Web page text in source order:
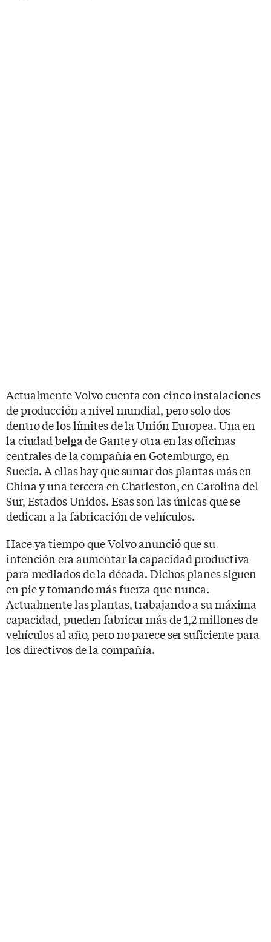
Actualmente Volvo cuenta con cinco instalaciones
de producción a nivel mundial, pero solo dos
dentro de los límites de la Unión Europea. Una en
la ciudad belga de Gante y otra en las oficinas
centrales de la compañía en Gotemburgo, en
Suecia. A ellas hay que sumar dos plantas más en
China y una tercera en Charleston, en Carolina del
Sur, Estados Unidos. Esas son las únicas que se
dedican a la fabricación de vehículos.
Hace ya tiempo que Volvo anunció que su
intención era aumentar la capacidad productiva
para mediados de la década. Dichos planes siguen
en pie y tomando más fuerza que nunca.
Actualmente las plantas, trabajando a su máxima
capacidad, pueden fabricar más de 1,2 millones de
vehículos al año, pero no parece ser suficiente para
los directivos de la compañía.